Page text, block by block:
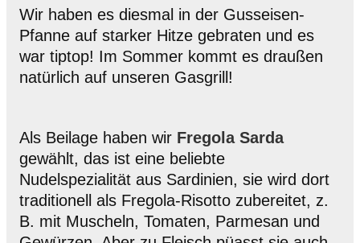
Wir haben es diesmal in der Gusseisen-
Pfanne auf starker Hitze gebraten und es
war tiptop! Im Sommer kommt es draußen
natürlich auf unseren Gasgrill!
Als Beilage haben wir Fregola Sarda
gewählt, das ist eine beliebte
Nudelspezialität aus Sardinien, sie wird dort
traditionell als Fregola-Risotto zubereitet, z.
B. mit Muscheln, Tomaten, Parmesan und